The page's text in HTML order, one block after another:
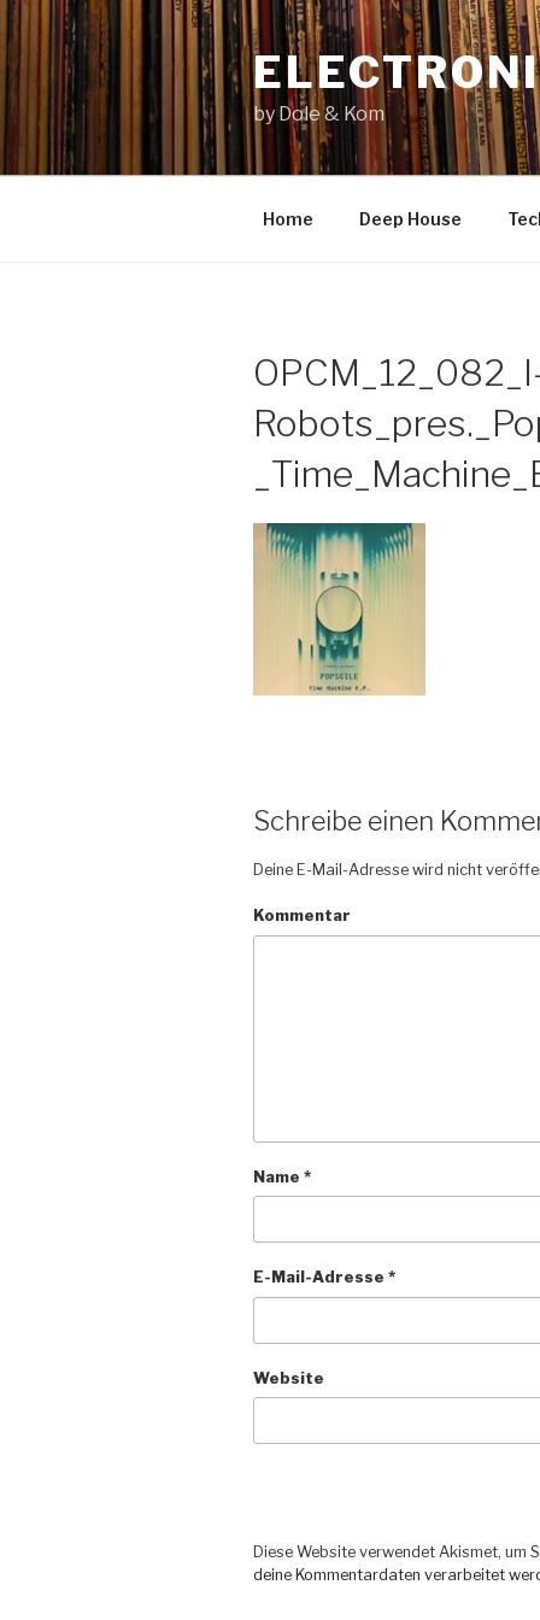
springen
by Dole & Kom
Home Deep House
Schreibe einen
Deine E-Mail-Adresse wird nicht
Kommentar
Name*
E-Mail-Adresse*
Website
Diese Website verwendet Akismet, um
deine Kommentardaten verarbeitet